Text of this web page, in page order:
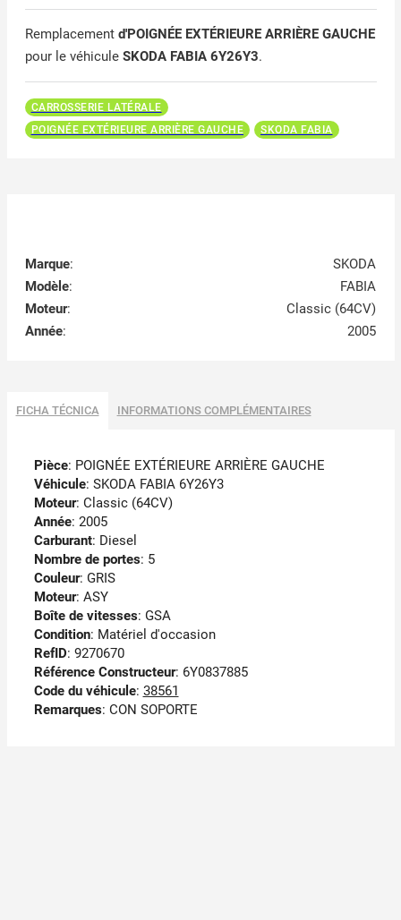
Remplacement d'POIGNÉE EXTÉRIEURE ARRIÈRE GAUCHE
pour le véhicule SKODA FABIA 6Y26Y3.
CARROSSERIE LATÉRALE
POIGNÉE EXTÉRIEURE ARRIÈRE GAUCHE
SKODA FABIA
Marque:
SKODA
Modèle:
FABIA
Moteur:
Classic (64CV)
Année: 2005
FICHA TÉCNICA INFORMATIONS COMPLÉMENTAIRES
Pièce: POIGNÉE EXTÉRIEURE ARRIÈRE GAUCHE
Véhicule: SKODA FABIA 6Y26Y3
Moteur: Classic (64CV)
Année: 2005
Carburant: Diesel
Nombre de portes: 5
Couleur: GRIS
Moteur: ASY
Boîte de vitesses: GSA
Condition: Matériel d'occasion
RefID: 9270670
Référence Constructeur: 6Y0837885
Code du véhicule: 38561
Remarques: CON SOPORTE